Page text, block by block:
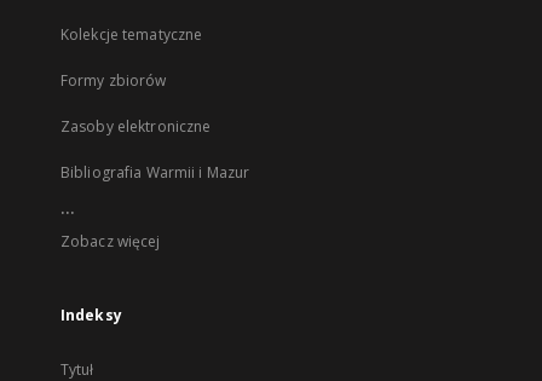
Kolekcje tematyczne
Formy zbiorów
Zasoby elektroniczne
Bibliografia Warmii i Mazur
...
Zobacz więcej
Indeksy
Tytuł